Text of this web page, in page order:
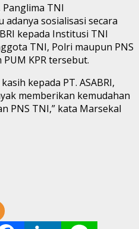
TNI
sosialisasi secara
kepada Institusi TNI
TNI, Polri maupun PNS
KPR tersebut.
kepada PT. ASABRI,
memberikan kemudahan
PNS TNI,” kata Marsekal